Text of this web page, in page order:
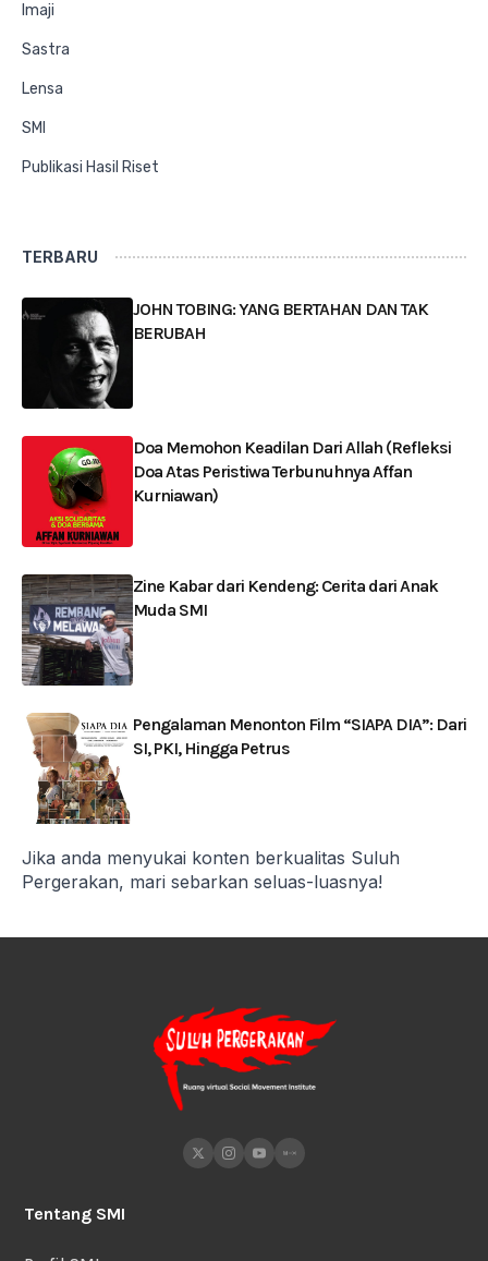
Imaji
Sastra
Lensa
SMI
Publikasi Hasil Riset
TERBARU
JOHN TOBING: YANG BERTAHAN DAN TAK
BERUBAH
Doa Memohon Keadilan Dari Allah (Refleksi
Doa Atas Peristiwa Terbunuhnya Affan
Kurniawan)
Zine Kabar dari Kendeng: Cerita dari Anak
Muda SMI
Pengalaman Menonton Film “SIAPA DIA”: Dari
SI, PKI, Hingga Petrus
Jika anda menyukai konten berkualitas Suluh
Pergerakan, mari sebarkan seluas-luasnya!
Tentang SMI